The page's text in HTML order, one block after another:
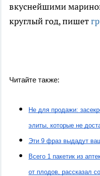
вкуснейшими
круглый год, пишет
Читайте также:
Не для продажи:
элиты, которые не
Эти 9 фраз выдадут
Всего 1 пакетик из
от плодов, рассказал